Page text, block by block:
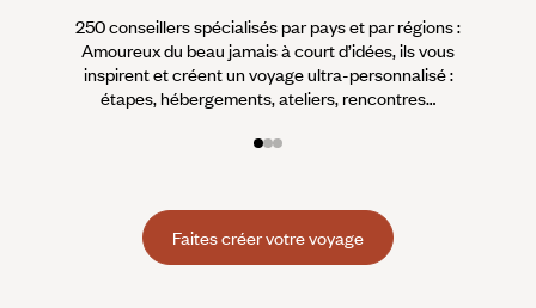
250 conseillers spécialisés par pays et par régions :
Amoureux du beau jamais à court d’idées, ils vous
inspirent et créent un voyage ultra-personnalisé :
étapes, hébergements, ateliers, rencontres…
Faites créer votre voyage